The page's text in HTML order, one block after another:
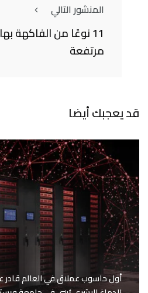
المنشور التالي
11 نوعًا من الفاكهة
مرتفعة
قد يعجبك أيضا
أول حاسوب عملاق في العالم